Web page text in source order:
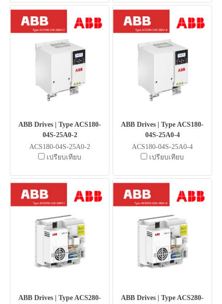
ABB Drives | Type ACS180-
04S-25A0-2
ACS180-04S-25A0-2
เปรียบเทียบ
ABB Drives | Type ACS180-
04S-25A0-4
ACS180-04S-25A0-4
เปรียบเทียบ
ABB Drives | Type ACS280-
ABB Drives | Type ACS280-